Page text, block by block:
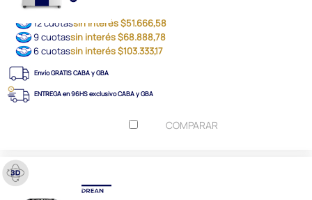
12 cuotassin interés $51.666,58
9 cuotassin interés $68.888,78
6 cuotassin interés $103.333,17
Envío GRATIS CABA y GBA
ENTREGA en 96HS exclusivo CABA y GBA
COMPARAR